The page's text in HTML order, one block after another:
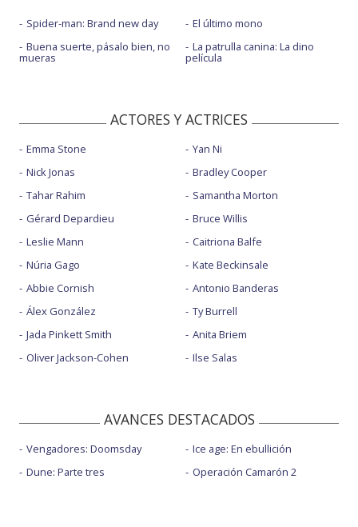
Spider-man: Brand new day
Buena suerte, pásalo bien, no
mueras
El último mono
La patrulla canina: La dino
película
ACTORES Y ACTRICES
Emma Stone
Nick Jonas
Tahar Rahim
Gérard Depardieu
Leslie Mann
Núria Gago
Abbie Cornish
Álex González
Jada Pinkett Smith
Oliver Jackson-Cohen
Yan Ni
Bradley Cooper
Samantha Morton
Bruce Willis
Caitriona Balfe
Kate Beckinsale
Antonio Banderas
Ty Burrell
Anita Briem
Ilse Salas
AVANCES DESTACADOS
Vengadores: Doomsday
Dune: Parte tres
Ice age: En ebullición
Operación Camarón 2